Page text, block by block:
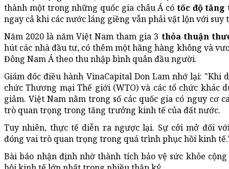
thành một trong những quốc gia châu Á có tốc độ
ngay cả khi các nước láng giềng vẫn phải vật lộn với suy
Năm 2020 là năm Việt Nam tham gia 3 thỏa thuận
hút các nhà đầu tư, có thêm một hãng hàng không và
Đông Nam Á theo thu nhập bình quân đầu người.
Giám đốc điều hành VinaCapital Don Lam nhớ lại: "Khi
chức Thương mại Thế giới (WTO) và các tổ chức khác
giảm. Việt Nam nằm trong số các quốc gia có nguy cơ
trò quan trọng trong tăng trưởng kinh tế của đất nước.
Tuy nhiên, thực tế diễn ra ngược lại. Sự cởi mở đối
đóng vai trò quan trọng trong quá trình phục hồi kinh
Bài báo nhận định nhờ thành tích bảo vệ sức khỏe